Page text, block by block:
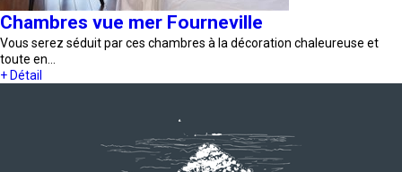
Chambres vue mer Fourneville
Vous serez séduit par ces chambres à la décoration chaleureuse et
toute en…
+ Détail